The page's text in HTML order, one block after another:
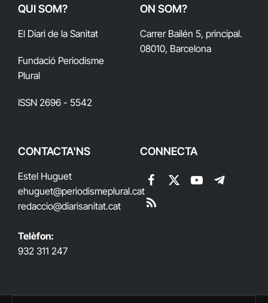
QUI SOM?
El Diari de la Sanitat
Fundació Periodisme
Plural
ISSN 2696 - 5542
ON SOM?
Carrer Bailén 5, principal.
08010, Barcelona
CONTACTA'NS
Estel Huguet
ehuguet@periodismeplural.cat
redaccio@diarisanitat.cat
Telèfon:
932 311 247
CONNECTA
Facebook
X
YouTubeTelegram
RSS